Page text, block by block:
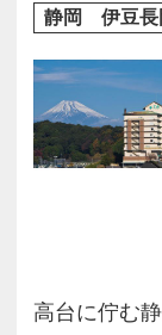
静岡 伊豆長
高台に佇む